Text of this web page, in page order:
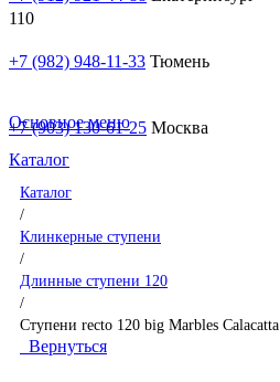
+7 (982) 948-11-33 Тюмень
+7 (903) 130-61-25 Москва
Основное меню
Каталог
Каталог
/
Клинкерные ступени
/
Длинные ступени 120
/
Ступени recto 120 big Marbles Calacatta
Вернуться